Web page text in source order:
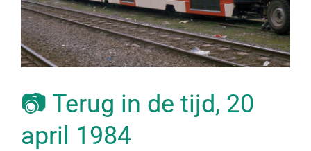
📷 Terug in de tijd, 20
april 1984